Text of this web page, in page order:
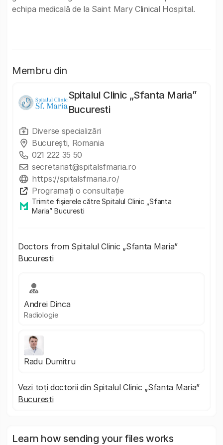
echipa medicală de la Saint Mary Clinical Hospital.
Membru din
Spitalul Clinic „Sfanta Maria”
Bucuresti
Diverse specializări
București, Romania
021 222 35 50
secretariat@spitalsfmaria.ro
https://spitalsfmaria.ro/
Programați o consultație
Trimite fișierele către Spitalul Clinic „Sfanta
Maria” Bucuresti
Doctors from Spitalul Clinic „Sfanta Maria”
Bucuresti
Andrei Dinca
Radiologie
Radu Dumitru
Vezi toți doctorii din Spitalul Clinic „Sfanta Maria”
Bucuresti
Learn how sending your files works